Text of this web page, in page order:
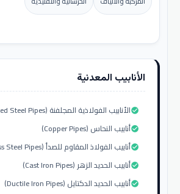
الأنابيب المعدنية
الأنابيب الفولاذية المجلفنة (Galvanized Steel Pipes)check_circle
أنابيب النحاس (Copper Pipes)check_circle
أنابيب الفولاذ المقاوم للصدأ (Stainless Steel Pipes)check_circle
أنابيب الحديد الزهر (Cast Iron Pipes)check_circle
أنابيب الحديد الدكتايل (Ductile Iron Pipes)check_circle